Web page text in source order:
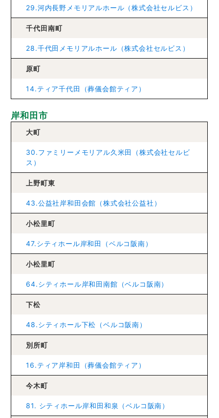
29.河内長野メモリアルホール（株式会社セルビス）
千代田南町
28.千代田メモリアルホール（株式会社セルビス）
原町
14.ティア千代田（葬儀会館ティア）
岸和田市
大町
30.ファミリーメモリアル久米田（株式会社セルビ
ス）
上野町東
43.公益社岸和田会館（株式会社公益社）
小松里町
47.シティホール岸和田（ベルコ阪南）
小松里町
64.シティホール岸和田南館（ベルコ阪南）
下松
48.シティホール下松（ベルコ阪南）
別所町
16.ティア岸和田（葬儀会館ティア）
今木町
81. シティホール岸和田和泉（ベルコ阪南）